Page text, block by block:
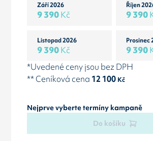
Září 2026
9 390Kč
Říjen
9 390
Listopad 2026
9 390Kč
Prosinec
9 390
*Uvedené ceny jsou bez DPH
** Ceníková cena 12 100Kč
Nejprve vyberte termíny kampaně
Do košíku